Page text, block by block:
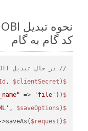
کد گام به گام
// در حال تبدیل OTT به HTML
$wordsapi
, $clientSecret );
$saveOptions
=> 'file' ));
$request
, $saveOptions );
$result
$request